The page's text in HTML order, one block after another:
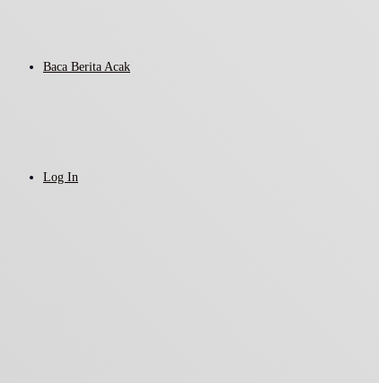
Baca Berita Acak
Log In